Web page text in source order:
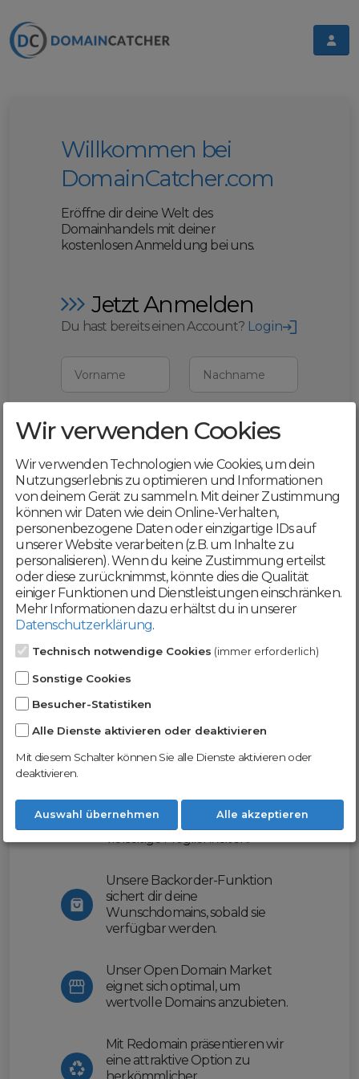
Willkommen bei
DomainCatcher.com
Eröffne dir deine Welt des
Domainhandels mit deiner
kostenlosen Anmeldung bei uns.
Jetzt Anmelden
Du hast bereits einen Account? Login
Vorname Nachname
E-Mail
Mit deiner Registrierung bestätigst du,
dass du dieAGBund
Datenschutzerklärung akzeptierst
Weiter
Werde jetzt Teil der
DomainCatcher-
Community!
Nutze unsere Erfahrung und profitiere
erleichtern wir dir den
Domainhandel und bieten dir
vielseitige Möglichkeiten.
Unsere Backorder-Funktion
sichert dir deine
Wunschdomains, sobald sie
verfügbar werden.
Unser Open Domain Market
eignet sich optimal, um
wertvolle Domains anzubieten.
Mit Redomain präsentieren wir
eine attraktive Option zu
Wir verwenden Cookies
Wir verwenden Technologien wie Cookies, um dein
Nutzungserlebnis zu optimieren und Informationen
von deinem Gerät zu sammeln. Mit deiner Zustimmung
können wir Daten wie dein Online-Verhalten,
personenbezogene Daten oder einzigartige IDs auf
unserer Website verarbeiten (z.B. um Inhalte zu
personalisieren). Wenn du keine Zustimmung erteilst
oder diese zurücknimmst, könnte dies die Qualität
einiger Funktionen und Dienstleistungen einschränken.
Mehr Informationen dazu erhältst du in unserer
Datenschutzerklärung.
Technisch notwendige Cookies (immer erforderlich)
Sonstige Cookies
Besucher-Statistiken
Alle Dienste aktivieren oder deaktivieren
Mit diesem Schalter können Sie alle Dienste aktivieren oder
deaktivieren.
Auswahl übernehmen Alle akzeptieren